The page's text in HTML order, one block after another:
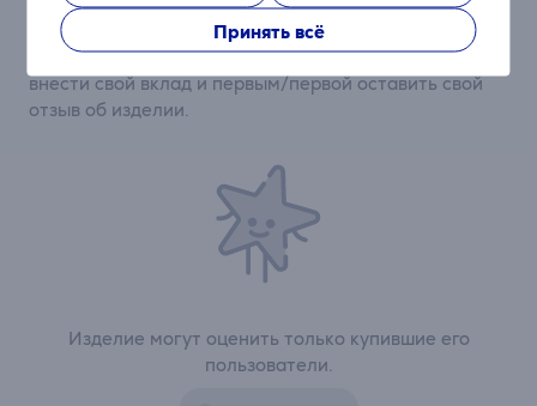
Принять всё
Изделие могут оценить только купившие его
пользователи.
Сейчас отзывов нет.
После совершения покупки откроется возможность
внести свой вклад и первым/первой оставить свой
отзыв об изделии.